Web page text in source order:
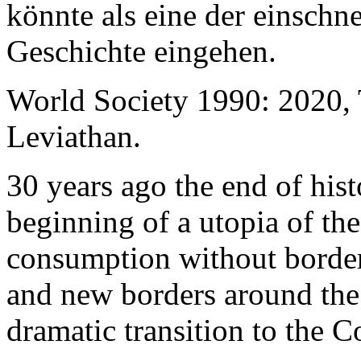
könnte als eine der
Geschichte eingehen.
World Society 1990: 2020,
Leviathan.
30 years ago the end of
beginning of a utopia of
consumption without
and new borders around
dramatic transition to the